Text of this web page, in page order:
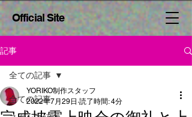
Official Site
記事
全ての記事
全ての記事
YORIKO制作スタッフ
2022年7月29日 読了時間: 4分